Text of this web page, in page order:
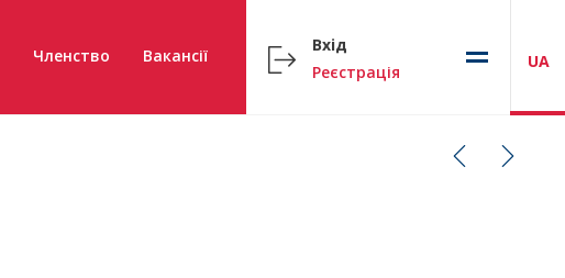
Членство Вакансії
Вхід
Реєстрація
UA